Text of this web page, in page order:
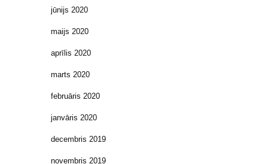
jūnijs 2020
maijs 2020
aprīlis 2020
marts 2020
februāris 2020
janvāris 2020
decembris 2019
novembris 2019